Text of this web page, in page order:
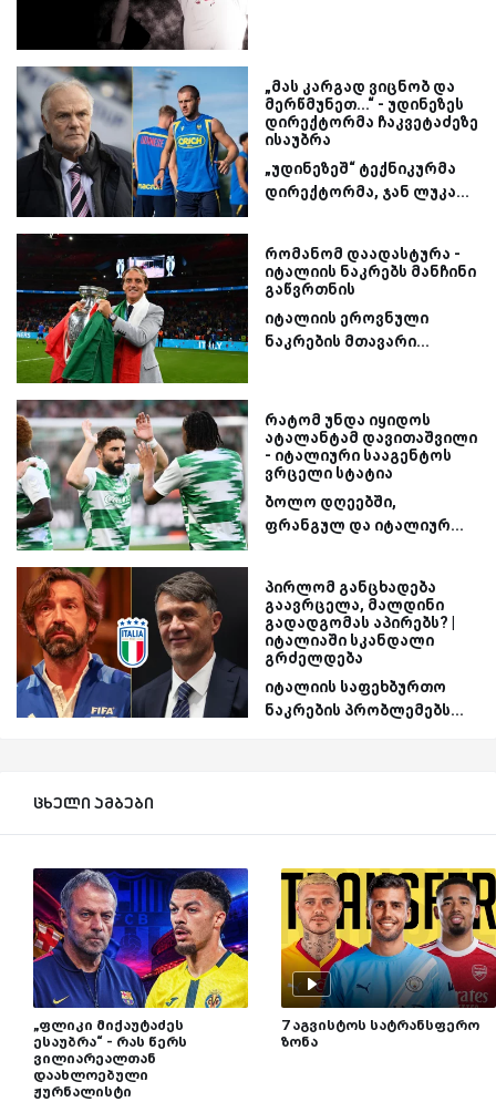
„მას კარგად ვიცნობ და
მერწმუნეთ...“ - უდინეზეს
დირექტორმა ჩაკვეტაძეზე
ისაუბრა
„უდინეზეშ“ ტექნიკურმა
დირექტორმა, ჯან ლუკა...
რომანომ დაადასტურა -
იტალიის ნაკრებს მანჩინი
გაწვრთნის
იტალიის ეროვნული
ნაკრების მთავარი...
რატომ უნდა იყიდოს
ატალანტამ დავითაშვილი
- იტალიური სააგენტოს
ვრცელი სტატია
ბოლო დღეებში,
ფრანგულ და იტალიურ...
პირლომ განცხადება
გაავრცელა, მალდინი
გადადგომას აპირებს? |
იტალიაში სკანდალი
გრძელდება
იტალიის საფეხბურთო
ნაკრების პრობლემებს...
ცხელი ამბები
„ფლიკი მიქაუტაძეს
ესაუბრა“ - რას წერს
ვილიარეალთან
დაახლოებული
ჟურნალისტი
7 აგვისტოს სატრანსფერო
ზონა